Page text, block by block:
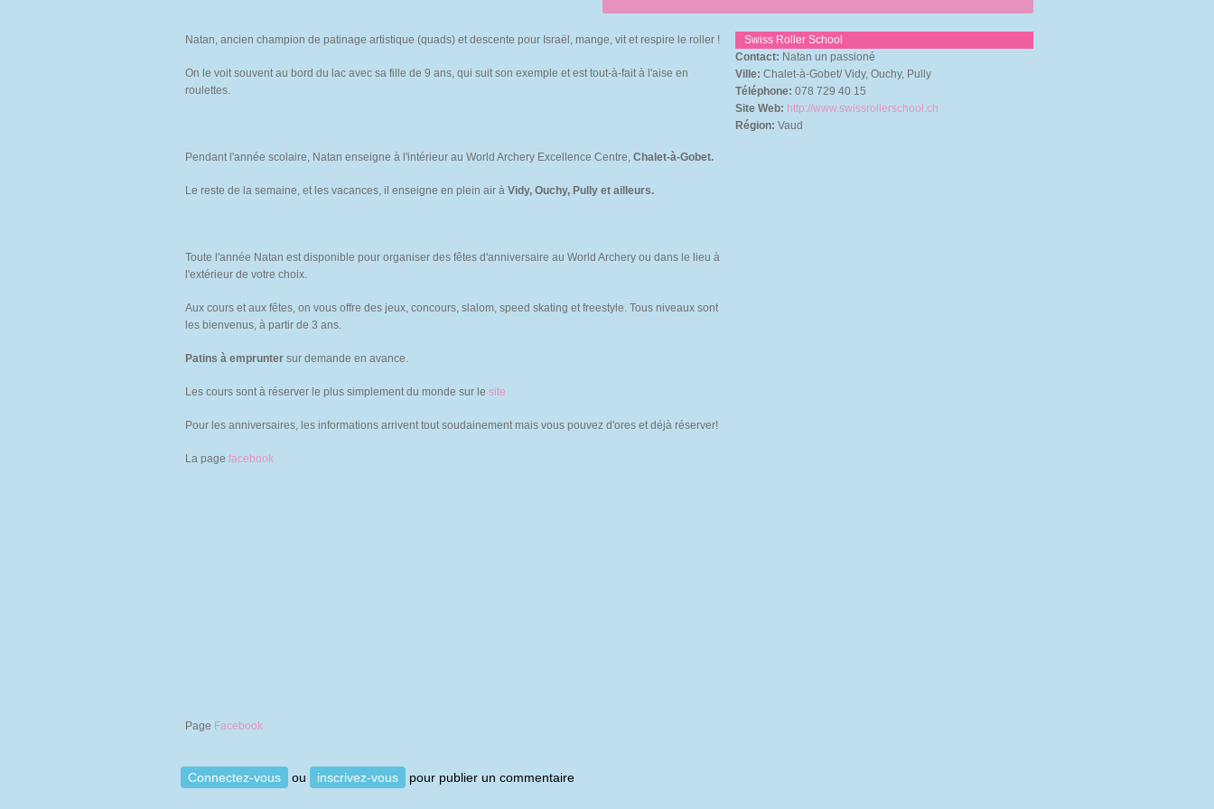
Natan, ancien champion de patinage artistique (quads) et descente pour Israël, mange, vit et respire le roller !
On le voit souvent au bord du lac avec sa fille de 9 ans, qui suit son exemple et est tout-à-fait à l'aise en
roulettes.
Pendant l'année scolaire, Natan enseigne à l'intérieur au World Archery Excellence Centre,Chalet-à-Gobet.
Le reste de la semaine, et les vacances, il enseigne en plein air àVidy, Ouchy, Pully et ailleurs.
Toute l'année Natan est disponible pour organiser des fêtes d'anniversaire au World Archery ou dans le lieu à
l'extérieur de votre choix.
Aux cours et aux fêtes, on vous offre des jeux, concours, slalom, speed skating et freestyle. Tous niveaux sont
les bienvenus, à partir de 3 ans.
Patins à empruntersur demande en avance.
Les cours sont à réserver le plus simplement du monde sur lesite
Pour les anniversaires, les informations arrivent tout soudainement mais vous pouvez d'ores et déjà réserver!
La pagefacebook
Page Facebook
Swiss Roller School
Contact: Natan un passioné
Ville: Chalet-à-Gobet/ Vidy, Ouchy, Pully
Téléphone: 078 729 40 15
Site Web: http://www.swissrollerschool.ch
Région: Vaud
Connectez-vous ou inscrivez-vous pour publier un commentaire